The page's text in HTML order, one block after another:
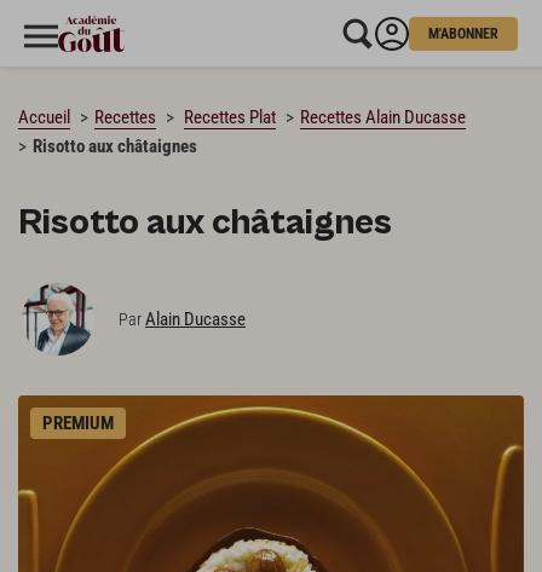
M'ABONNER
Accueil Recettes Recettes Plat
Recettes Alain Ducasse
Risotto aux châtaignes
Risotto aux châtaignes
ParAlain Ducasse
PREMIUM
CHARGEMENT…